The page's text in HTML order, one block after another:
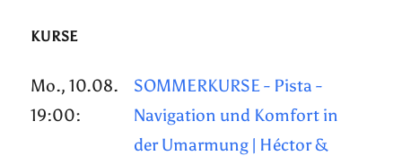
KURSE
Mo., 10.08.
19:00:
SOMMERKURSE - Pista -
Navigation und Komfort in
der Umarmung | Héctor &